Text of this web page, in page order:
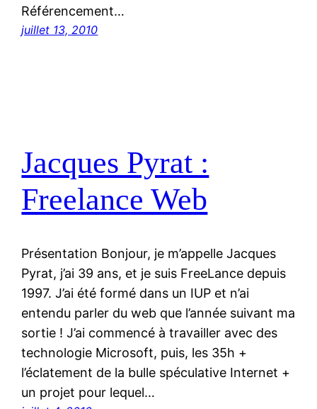
Référencement…
juillet 13, 2010
Jacques Pyrat :
Freelance Web
Présentation Bonjour, je m’appelle Jacques
Pyrat, j’ai 39 ans, et je suis FreeLance depuis
1997. J’ai été formé dans un IUP et n’ai
entendu parler du web que l’année suivant ma
sortie ! J’ai commencé à travailler avec des
technologie Microsoft, puis, les 35h +
l’éclatement de la bulle spéculative Internet +
un projet pour lequel…